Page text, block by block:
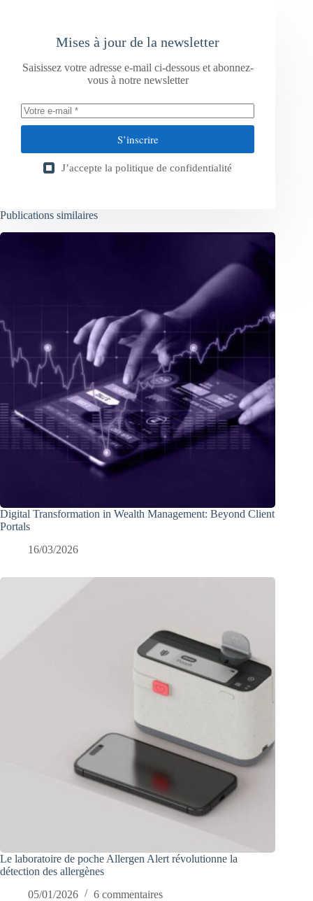
Mises à jour de la newsletter
Saisissez votre adresse e-mail ci-dessous et abonnez-
vous à notre newsletter
S’inscrire
J’accepte la politique de confidentialité
Publications similaires
Digital Transformation in Wealth Management: Beyond Client
Portals
16/03/2026
Le laboratoire de poche Allergen Alert révolutionne la
détection des allergènes
05/01/2026
6 commentaires